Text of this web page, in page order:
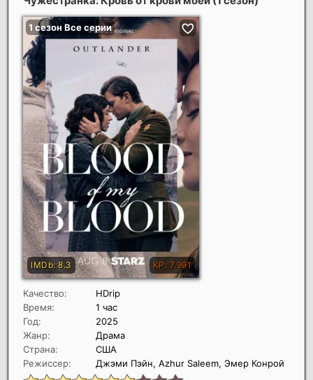
Качество:
HDrip
Время:
1 час
Год:
2025
Жанр:
Драма
Страна:
США
Режиссер:
Джэми Пэйн, Azhur Saleem, Эмер Конрой